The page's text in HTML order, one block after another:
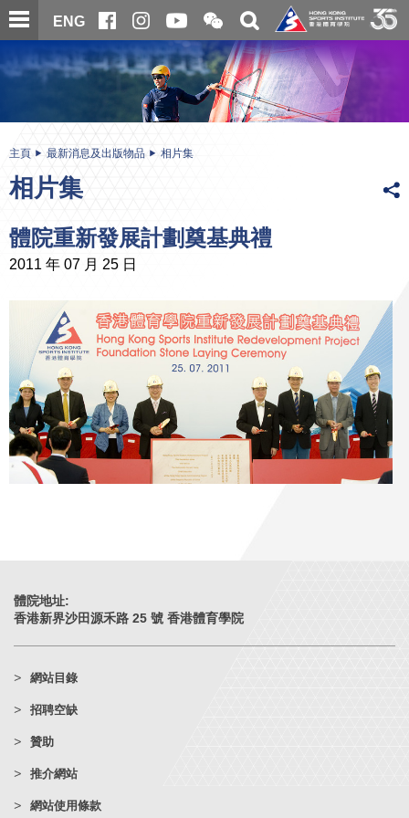
跳
至
內
ENG
開
合
微
信
二
維
碼
關
搜
尋
内
主頁 最新消息及出版物品 相片集
相片集
體院重新發展計劃奠基典禮
2011 年 07 月 25 日
體院地址:
香港新界沙田源禾路 25 號 香港體育學院
網站目錄
招聘空缺
贊助
推介網站
網站使用條款